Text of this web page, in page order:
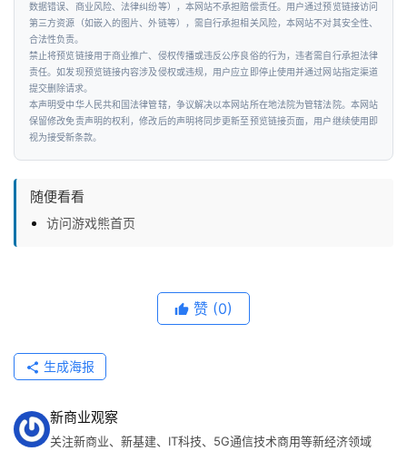
数据错误、商业风险、法律纠纷等），本网站不承担赔偿责任。用户通过预览链接访问
第三方资源（如嵌入的图片、外链等），需自行承担相关风险，本网站不对其安全性、
合法性负责。
禁止将预览链接用于商业推广、侵权传播或违反公序良俗的行为，违者需自行承担法律
责任。如发现预览链接内容涉及侵权或违规，用户应立即停止使用并通过网站指定渠道
提交删除请求。
本声明受中华人民共和国法律管辖，争议解决以本网站所在地法院为管辖法院。本网站
保留修改免责声明的权利，修改后的声明将同步更新至预览链接页面，用户继续使用即
视为接受新条款。
随便看看
访问游戏熊首页
赞 (0)
生成海报
新商业观察
关注新商业、新基建、IT科技、5G通信技术商用等新经济领域